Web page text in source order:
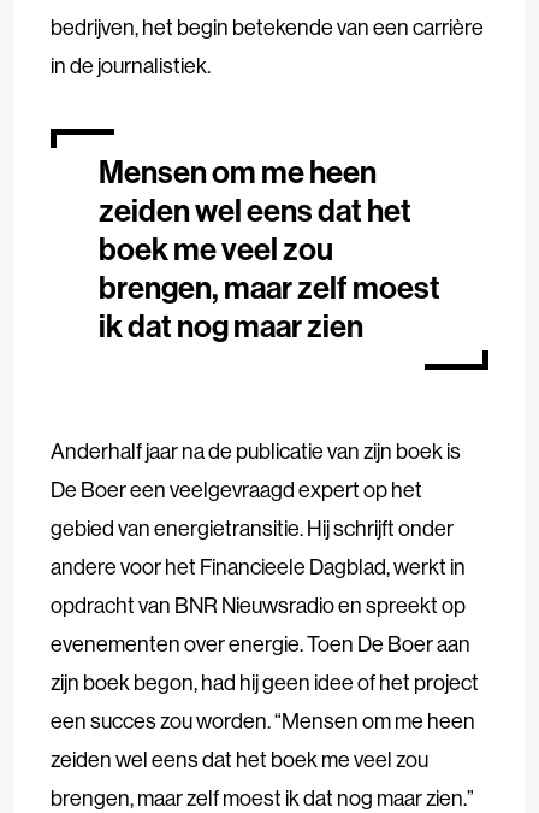
bedrijven, het begin betekende van een carrière
in de journalistiek.
Mensen om me heen
zeiden wel eens dat het
boek me veel zou
brengen, maar zelf moest
ik dat nog maar zien
Anderhalf jaar na de publicatie van zijn boek is
De Boer een veelgevraagd expert op het
gebied van energietransitie. Hij schrijft onder
andere voor het Financieele Dagblad, werkt in
opdracht van BNR Nieuwsradio en spreekt op
evenementen over energie. Toen De Boer aan
zijn boek begon, had hij geen idee of het project
een succes zou worden. “Mensen om me heen
zeiden wel eens dat het boek me veel zou
brengen, maar zelf moest ik dat nog maar zien.”